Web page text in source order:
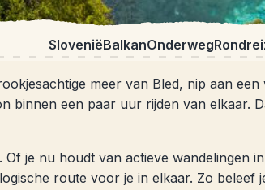
SloveniëBalkanOnderweg
meer van Bled, nip aan
binnen een paar uur rijden van elkaar.
je nu houdt van actieve wandelingen
route voor je in elkaar. Zo beleef